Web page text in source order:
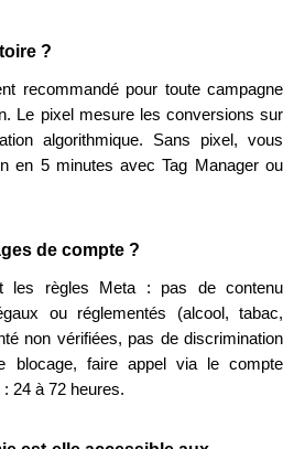
?
recommandé pour toute campagne
Le pixel mesure les conversions sur
algorithmique. Sans pixel, vous
en 5 minutes avec Tag Manager ou
de compte ?
les règles Meta : pas de contenu
ou réglementés (alcool, tabac,
non vérifiées, pas de discrimination
blocage, faire appel via le compte
24 à 72 heures.